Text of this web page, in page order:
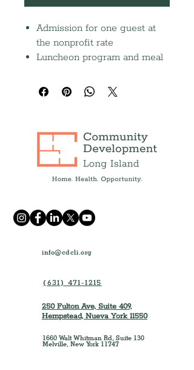
Admission for one guest at
the nonprofit rate
Luncheon program and meal
community leaders, nonprofit
Participation in a celebration
of CDLI's ongoing impact
across Long Island
info@cdcli.org
(631) 471-1215
250 Fulton Ave, Suite 409,
Hempstead, Nueva York 11550
1660 Walt Whitman Rd, Suite 130
Melville, New York 11747